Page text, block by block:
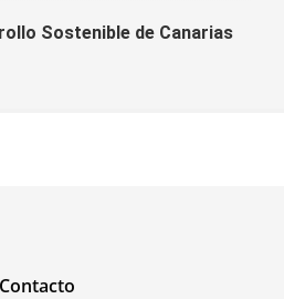
Sostenible de Canarias
Contacto